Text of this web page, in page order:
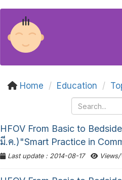
Home Education
HFOV From Basic to
มี.ค.)"Smart Practice in
Last update : 2014-08-17 Views/